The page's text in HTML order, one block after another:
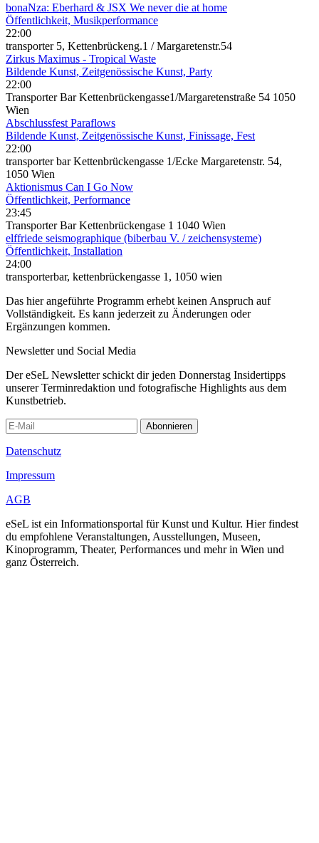
bonaNza: Eberhard & JSX We never die at home
Öffentlichkeit, Musikperformance
22:00
transporter 5, Kettenbrückeng.1 / Margaretenstr.54
Zirkus Maximus - Tropical Waste
Bildende Kunst, Zeitgenössische Kunst, Party
22:00
Transporter Bar Kettenbrückengasse1/Margaretenstraße 54 1050
Wien
Abschlussfest Paraflows
Bildende Kunst, Zeitgenössische Kunst, Finissage, Fest
22:00
transporter bar Kettenbrückengasse 1/Ecke Margaretenstr. 54,
1050 Wien
Aktionismus Can I Go Now
Öffentlichkeit, Performance
23:45
Transporter Bar Kettenbrückengase 1 1040 Wien
elffriede seismographique (biberbau V. / zeichensysteme)
Öffentlichkeit, Installation
24:00
transporterbar, kettenbrückengasse 1, 1050 wien
Das hier angeführte Programm erhebt keinen Anspruch auf
Vollständigkeit. Es kann jederzeit zu Änderungen oder
Ergänzungen kommen.
Newsletter und Social Media
Der eSeL Newsletter schickt dir jeden Donnerstag Insidertipps
unserer Terminredaktion und fotografische Highlights aus dem
Kunstbetrieb.
Abonnieren
Datenschutz
Impressum
AGB
eSeL ist ein Informationsportal für Kunst und Kultur. Hier findest
du empfohlene Veranstaltungen, Ausstellungen, Museen,
Kinoprogramm, Theater, Performances und mehr in Wien und
ganz Österreich.